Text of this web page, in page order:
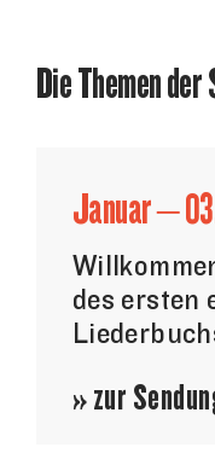
Die Themen
Januar –
des ersten
» zur